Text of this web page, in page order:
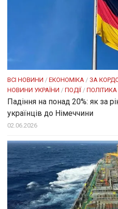
ВСІ НОВИНИ / ЕКОНОМІКА / ЗА
НОВИНИ УКРАЇНИ / ПОДІЇ / ПОЛІТИКА
Падіння на понад 20%: як за
українців до Німеччини
02.06.2026